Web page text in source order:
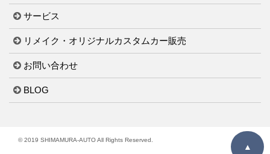
サービス
リメイク・オリジナルカスタムカー販売
お問い合わせ
BLOG
© 2019 SHIMAMURA-AUTO All Rights Reserved.
▲